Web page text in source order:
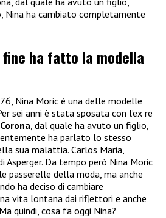
Nina ha cambiato completamente
ha fatto la modella
Nina Moric è una delle modelle
sei anni è stata sposata con l’ex re
, dal quale ha avuto un figlio,
ha parlato lo stesso
sua malattia. Carlos Maria,
Asperger. Da tempo però Nina Moric
passerelle della moda, ma anche
ha deciso di cambiare
vita lontana dai riflettori e anche
quindi, cosa fa oggi Nina?